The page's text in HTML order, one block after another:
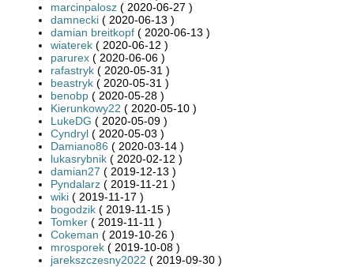
marcinpalosz ( 2020-06-27 )
damnecki ( 2020-06-13 )
damian breitkopf ( 2020-06-13 )
wiaterek ( 2020-06-12 )
parurex ( 2020-06-06 )
rafastryk ( 2020-05-31 )
beastryk ( 2020-05-31 )
benobp ( 2020-05-28 )
Kierunkowy22 ( 2020-05-10 )
LukeDG ( 2020-05-09 )
Cyndryl ( 2020-05-03 )
Damiano86 ( 2020-03-14 )
lukasrybnik ( 2020-02-12 )
damian27 ( 2019-12-13 )
Pyndalarz ( 2019-11-21 )
wiki ( 2019-11-17 )
bogodzik ( 2019-11-15 )
Tomker ( 2019-11-11 )
Cokeman ( 2019-10-26 )
mrosporek ( 2019-10-08 )
jarekszczesny2022 ( 2019-09-30 )